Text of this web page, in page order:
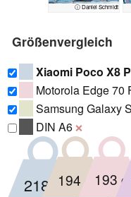
ⓘ Daniel Schmidt
Größenvergleich
Xiaomi Poco X8
Motorola Edge 70
Samsung Galaxy
DIN A6 ❌
218 g194 g 193 g